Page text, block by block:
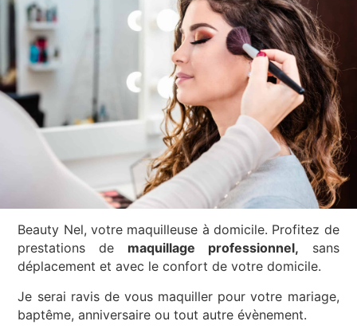
Maquilleuse à
domicile
Beauty Nel, votre maquilleuse à domicile. Profitez de
prestations de maquillage professionnel, sans
déplacement et avec le confort de votre domicile.
Je serai ravis de vous maquiller pour votre mariage,
baptême, anniversaire ou tout autre évènement.